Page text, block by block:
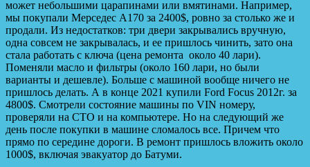
может небольшими царапинами или вмятинами. Например,
мы покупали Мерседес А170 за 2400$, ровно за столько же и
продали. Из недостатков: три двери закрывались вручную,
одна совсем не закрывалась, и ее пришлось чинить, зато она
стала работать с ключа (цена ремонта около 40 лари).
Поменяли масло и фильтры (около 160 лари, но были
варианты и дешевле). Больше с машиной вообще ничего не
пришлось делать. А в конце 2021 купили Ford Focus 2012г. за
4800$. Смотрели состояние машины по VIN номеру,
проверяли на СТО и на компьютере. Но на следующий же
день после покупки в машине сломалось все. Причем что
прямо по середине дороги. В ремонт пришлось вложить около
1000$, включая эвакуатор до Батуми.